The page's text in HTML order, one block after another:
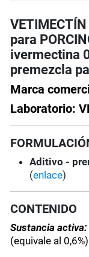
para
ivermectina
premezcla
Marca
Laboratorio:
Aditivo -
(enlace)
CONTENIDO
Sustancia activa:
(equivale al 0,6%)